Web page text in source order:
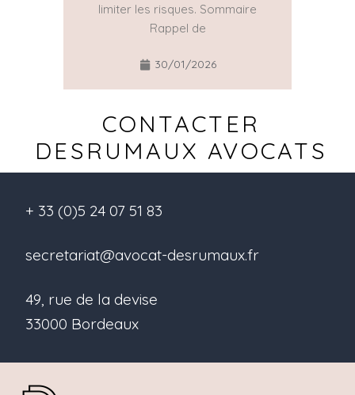
limiter les risques. Sommaire
Rappel de
30/01/2026
CONTACTER
DESRUMAUX AVOCATS
+ 33 (0)5 24 07 51 83
secretariat@avocat-desrumaux.fr
49, rue de la devise
33000 Bordeaux